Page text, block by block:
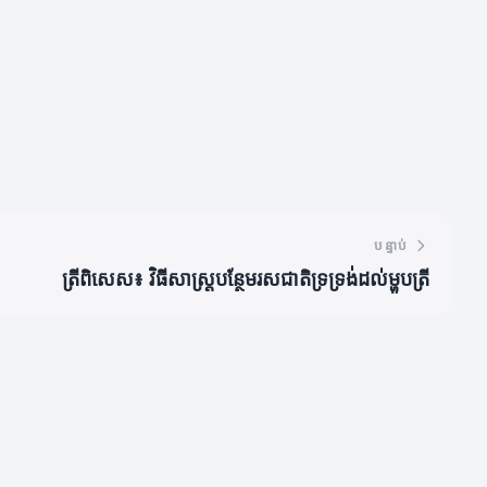
បន្ទាប់
ត្រីពិសេស៖ វិធីសាស្ត្របន្ថែមរសជាតិទ្រទ្រង់ដល់ម្ហូបត្រី